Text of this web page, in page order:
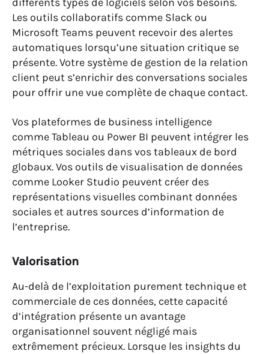
Les outils collaboratifs comme Slack ou
Microsoft Teams peuvent recevoir des alertes
automatiques lorsqu’une situation critique se
présente. Votre système de gestion de la relation
client peut s’enrichir des conversations sociales
pour offrir une vue complète de chaque contact.
Vos plateformes de business intelligence
comme Tableau ou Power BI peuvent intégrer les
métriques sociales dans vos tableaux de bord
globaux. Vos outils de visualisation de données
comme Looker Studio peuvent créer des
représentations visuelles combinant données
sociales et autres sources d’information de
l’entreprise.
Valorisation
Au-delà de l’exploitation purement technique et
commerciale de ces données, cette capacité
d’intégration présente un avantage
organisationnel souvent négligé mais
extrêmement précieux. Lorsque les insights du